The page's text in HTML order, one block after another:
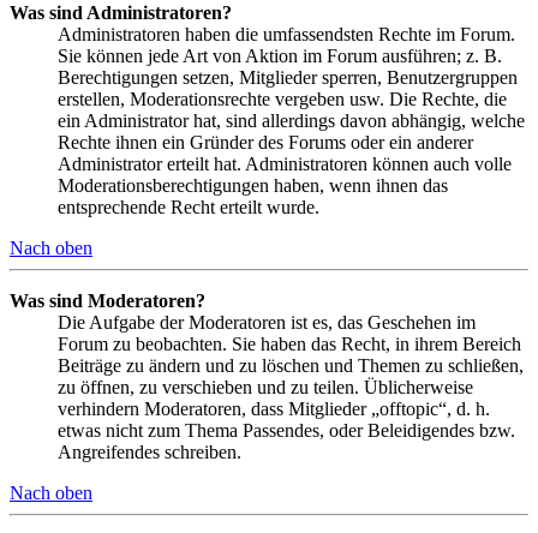
Was sind Administratoren?
Administratoren haben die umfassendsten Rechte im Forum.
Sie können jede Art von Aktion im Forum ausführen; z. B.
Berechtigungen setzen, Mitglieder sperren, Benutzergruppen
erstellen, Moderationsrechte vergeben usw. Die Rechte, die
ein Administrator hat, sind allerdings davon abhängig, welche
Rechte ihnen ein Gründer des Forums oder ein anderer
Administrator erteilt hat. Administratoren können auch volle
Moderationsberechtigungen haben, wenn ihnen das
entsprechende Recht erteilt wurde.
Nach oben
Was sind Moderatoren?
Die Aufgabe der Moderatoren ist es, das Geschehen im
Forum zu beobachten. Sie haben das Recht, in ihrem Bereich
Beiträge zu ändern und zu löschen und Themen zu schließen,
zu öffnen, zu verschieben und zu teilen. Üblicherweise
verhindern Moderatoren, dass Mitglieder „offtopic“, d. h.
etwas nicht zum Thema Passendes, oder Beleidigendes bzw.
Angreifendes schreiben.
Nach oben